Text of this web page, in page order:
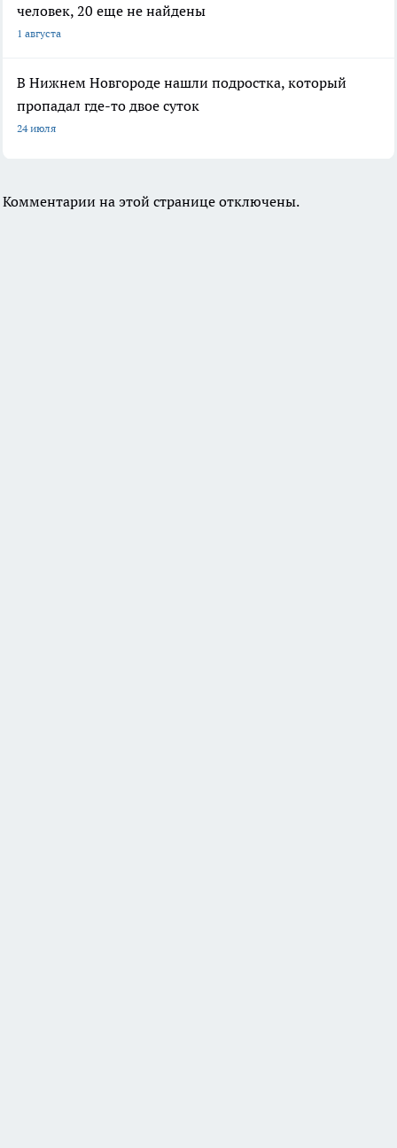
человек, 20 еще не найдены
1 августа
В Нижнем Новгороде нашли подростка, который
пропадал где-то двое суток
24 июля
Комментарии на этой странице отключены.